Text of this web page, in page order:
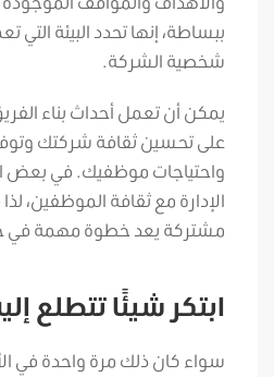
ببساطة، إنها تحدد البيئة
شخصية الشركة.
يمكن أن تعمل أحداث بناء
على تحسين ثقافة شركتك
واحتياجات موظفيك. في بعض
الإدارة مع ثقافة الموظفين،
مشتركة يعد خطوة مهمة في خلق
ابتكر شيئًا تتطلع
سواء كان ذلك مرة واحدة في